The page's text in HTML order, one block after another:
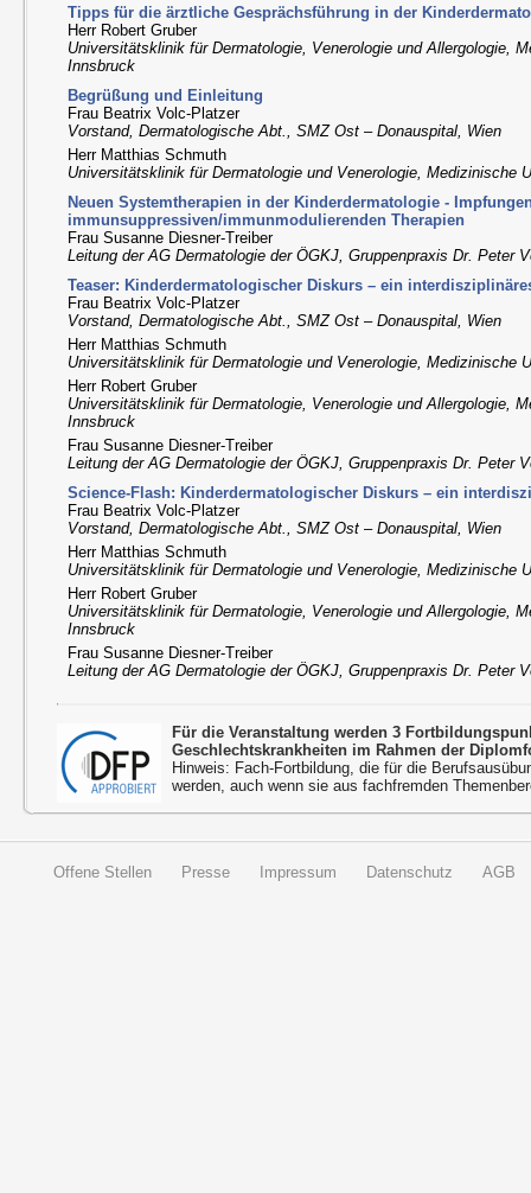
Tipps für die ärztliche Gesprächsführung in der
Herr Robert Gruber
Universitätsklinik für Dermatologie, Venerologie und Allergologie,
Innsbruck
Begrüßung und Einleitung
Frau Beatrix Volc-Platzer
Vorstand, Dermatologische Abt., SMZ Ost – Donauspital, Wien
Herr Matthias Schmuth
Universitätsklinik für Dermatologie und Venerologie, Medizinische
Neuen Systemtherapien in der Kinderdermatologie -
immunsuppressiven/immunmodulierenden Therapien
Frau Susanne Diesner-Treiber
Leitung der AG Dermatologie der ÖGKJ, Gruppenpraxis Dr. Peter
Teaser: Kinderdermatologischer Diskurs – ein
Frau Beatrix Volc-Platzer
Vorstand, Dermatologische Abt., SMZ Ost – Donauspital, Wien
Herr Matthias Schmuth
Universitätsklinik für Dermatologie und Venerologie, Medizinische
Herr Robert Gruber
Universitätsklinik für Dermatologie, Venerologie und Allergologie,
Innsbruck
Frau Susanne Diesner-Treiber
Leitung der AG Dermatologie der ÖGKJ, Gruppenpraxis Dr. Peter
Science-Flash: Kinderdermatologischer Diskurs – ein
Frau Beatrix Volc-Platzer
Vorstand, Dermatologische Abt., SMZ Ost – Donauspital, Wien
Herr Matthias Schmuth
Universitätsklinik für Dermatologie und Venerologie, Medizinische
Herr Robert Gruber
Universitätsklinik für Dermatologie, Venerologie und Allergologie,
Innsbruck
Frau Susanne Diesner-Treiber
Leitung der AG Dermatologie der ÖGKJ, Gruppenpraxis Dr. Peter
Für die Veranstaltung werden 3
Geschlechtskrankheiten im Rahmen der
Hinweis: Fach-Fortbildung, die für die
werden, auch wenn sie aus fachfremden
Offene Stellen Presse Impressum Datenschutz AGB